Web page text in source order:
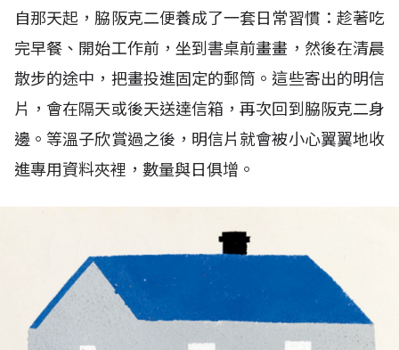
自那天起，脇阪克二便養成了一套日常習慣：趁著吃
完早餐、開始工作前，坐到書桌前畫畫，然後在清晨
散步的途中，把畫投進固定的郵筒。這些寄出的明信
片，會在隔天或後天送達信箱，再次回到脇阪克二身
邊。等溫子欣賞過之後，明信片就會被小心翼翼地收
進專用資料夾裡，數量與日俱增。